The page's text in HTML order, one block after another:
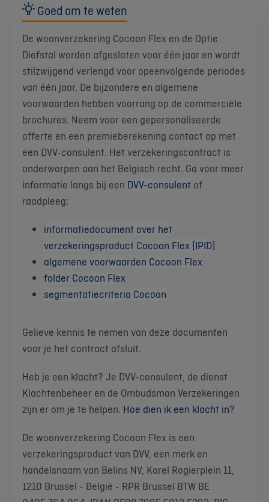
Goed om te weten
De woonverzekering Cocoon Flex en de Optie
Diefstal worden afgesloten voor één jaar en wordt
stilzwijgend verlengd voor opeenvolgende periodes
van één jaar. De bijzondere en algemene
voorwaarden hebben voorrang op de commerciële
brochures. Neem voor een gepersonaliseerde
offerte en een premieberekening contact op met
een DVV-consulent. Het verzekeringscontract is
onderworpen aan het Belgisch recht. Ga voor meer
informatie langs bij een DVV-consulent of
raadpleeg:
informatiedocument over het
verzekeringsproduct Cocoon Flex (IPID)
algemene voorwaarden Cocoon Flex
folder Cocoon Flex
segmentatiecriteria Cocoon
Gelieve kennis te nemen van deze documenten
voor je het contract afsluit.
Heb je een klacht? Je DVV-consulent, de dienst
Klachtenbeheer en de Ombudsman Verzekeringen
zijn er om je te helpen. Hoe dien ik een klacht in?
De woonverzekering Cocoon Flex is een
verzekeringsproduct van DVV, een merk en
handelsnaam van Belins NV, Karel Rogierplein 11,
1210 Brussel - België - RPR Brussel BTW BE